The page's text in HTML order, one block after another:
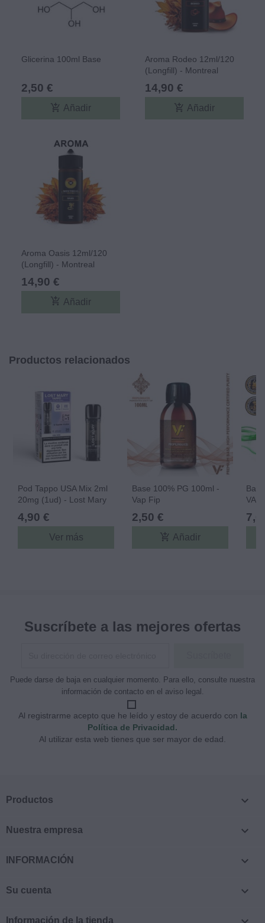
Glicerina 100ml Base
2,50 €
add_shopping_cart Añadir
Aroma Rodeo 12ml/120
(Longfill) - Montreal
Original
14,90 €
add_shopping_cart Añadir
Aroma Oasis 12ml/120
(Longfill) - Montreal
14,90 €
add_shopping_cart Añadir
Productos relacionados
Pod Tappo USA Mix 2ml
20mg (1ud) - Lost Mary
4,90 €
Ver más
Base 100% PG 100ml -
Vap Fip
2,50 €
add_shopping_cart Añadir
VAP
Suscríbete a las mejores ofertas
Puede darse de baja en cualquier momento. Para ello, consulte nuestra
información de contacto en el aviso legal.
Al registrarme acepto que he leído y estoy de acuerdo con la
Política de Privacidad.
Al utilizar esta web tienes que ser mayor de edad.
Productos 
Nuestra empresa 
INFORMACIÓN 
Su cuenta 
Información de la tienda